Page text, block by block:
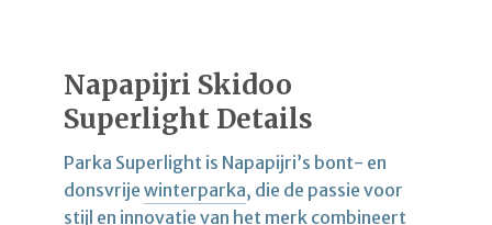
Napapijri Skidoo
Superlight Details
Parka Superlight is Napapijri’s bont- en
donsvrije winterparka, die de passie voor
stijl en innovatie van het merk combineert